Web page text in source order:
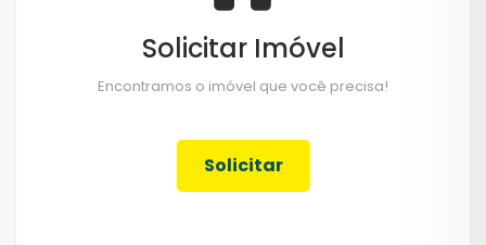
Solicitar Imóvel
Encontramos o imóvel que você precisa!
Solicitar